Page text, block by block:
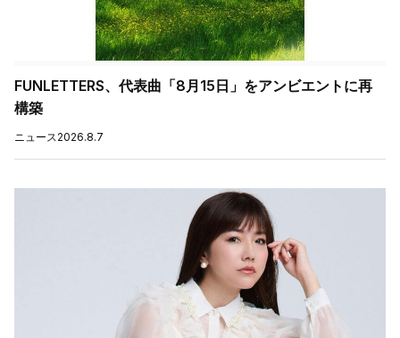
FUNLETTERS、代表曲「8月15日」をアンビエントに再
構築
ニュース2026.8.7